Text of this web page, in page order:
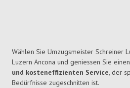
Wählen Sie Umzugsmeister Schreiner
Luzern Ancona und geniessen Sie einen
und kosteneffizienten Service, der
Bedürfnisse zugeschnitten ist.